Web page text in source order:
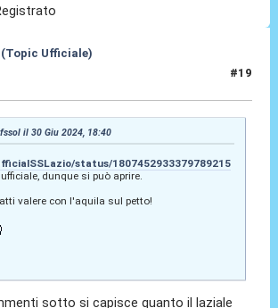
Ufficiale)
#19
il 30 Giu 2024, 18:40
status/1807452933379789215
dunque si può aprire.
valere con l'aquila sul petto!
sotto si capisce quanto il laziale